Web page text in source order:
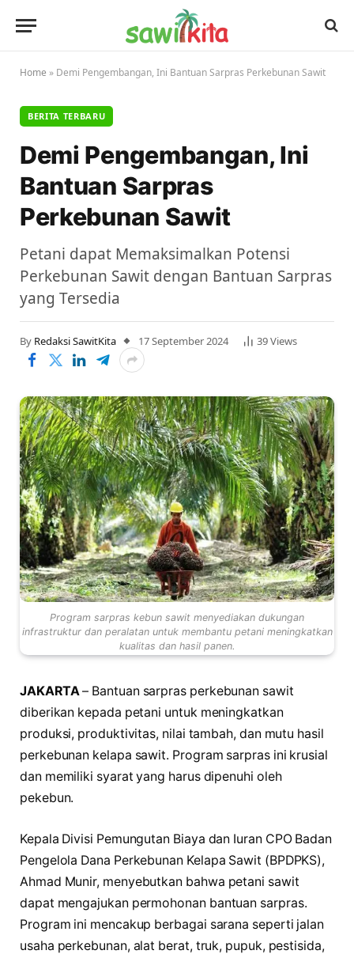
Home » Demi Pengembangan, Ini Bantuan Sarpras Perkebunan Sawit
BERITA TERBARU
Demi Pengembangan, Ini
Bantuan Sarpras
Perkebunan Sawit
Petani dapat Memaksimalkan Potensi
Perkebunan Sawit dengan Bantuan Sarpras
yang Tersedia
By Redaksi SawitKita 17 September 2024 39Views
Program sarpras kebun sawit menyediakan dukungan
infrastruktur dan peralatan untuk membantu petani meningkatkan
kualitas dan hasil panen.
JAKARTA– Bantuan sarpras perkebunan sawit
diberikan kepada petani untuk meningkatkan
produksi, produktivitas, nilai tambah, dan mutu hasil
perkebunan kelapa sawit. Program sarpras ini krusial
dan memiliki syarat yang harus dipenuhi oleh
pekebun.
Kepala Divisi Pemungutan Biaya dan Iuran CPO Badan
Pengelola Dana Perkebunan Kelapa Sawit (BPDPKS),
Ahmad Munir, menyebutkan bahwa petani sawit
dapat mengajukan permohonan bantuan sarpras.
Program ini mencakup berbagai sarana seperti jalan
usaha perkebunan, alat berat, truk, pupuk, pestisida,